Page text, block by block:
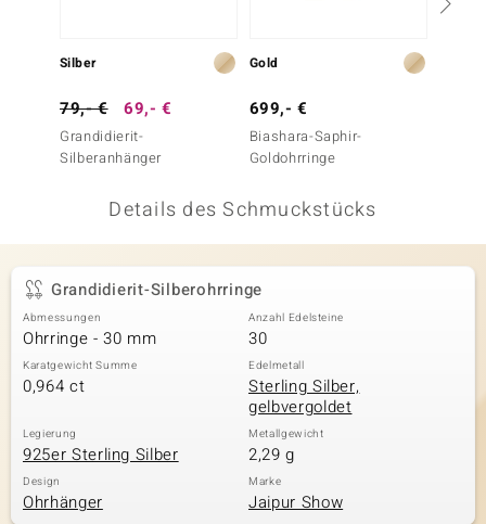
BY DE MELO
Silber
79,- € 69,- €
Grandidierit-
Silberanhänger
Gold
699,- €
Biashara-Saphir-
Goldohrringe
Details des Schmuckstücks
Grandidierit-Silberohrringe
Abmessungen
Ohrringe - 30 mm
Anzahl Edelsteine
30
Karatgewicht Summe
0,964 ct
Edelmetall
Sterling Silber,
gelbvergoldet
Legierung
925er Sterling Silber
Metallgewicht
2,29 g
Design
Ohrhänger
Marke
Jaipur Show